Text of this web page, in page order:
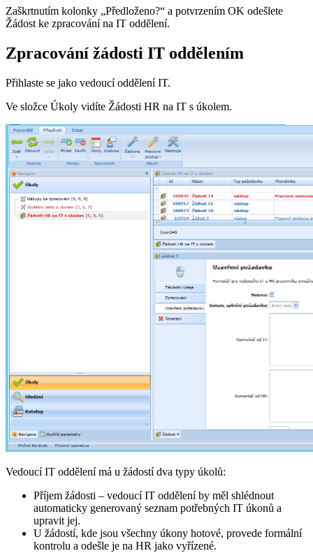
Zaškrtnutím kolonky „Předloženo?“ a potvrzením OK odešlete
Žádost ke zpracování na IT oddělení.
Zpracování žádosti IT oddělením
Přihlaste se jako vedoucí oddělení IT.
Ve složce Úkoly vidíte Žádosti HR na IT s úkolem.
Vedoucí IT oddělení má u žádostí dva typy úkolů:
Příjem žádosti – vedoucí IT oddělení by měl shlédnout
automaticky generovaný seznam potřebných IT úkonů a
upravit jej.
U žádostí, kde jsou všechny úkony hotové, provede formální
kontrolu a odešle je na HR jako vyřízené.